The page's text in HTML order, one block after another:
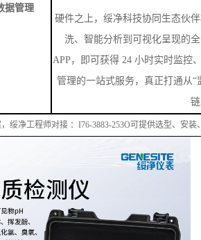
据管理
硬件之上，绥净科技协同生态伙
洗、智能分析到可视化呈现的
APP，即可获得 24 小时实时监控
管理的一站式服务，真正打通从“
绥净工程师对接 ：I76-3883-253O可提供选型、安装